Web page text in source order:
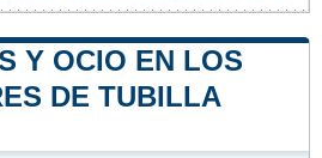
Y OCIO EN LOS
DE TUBILLA